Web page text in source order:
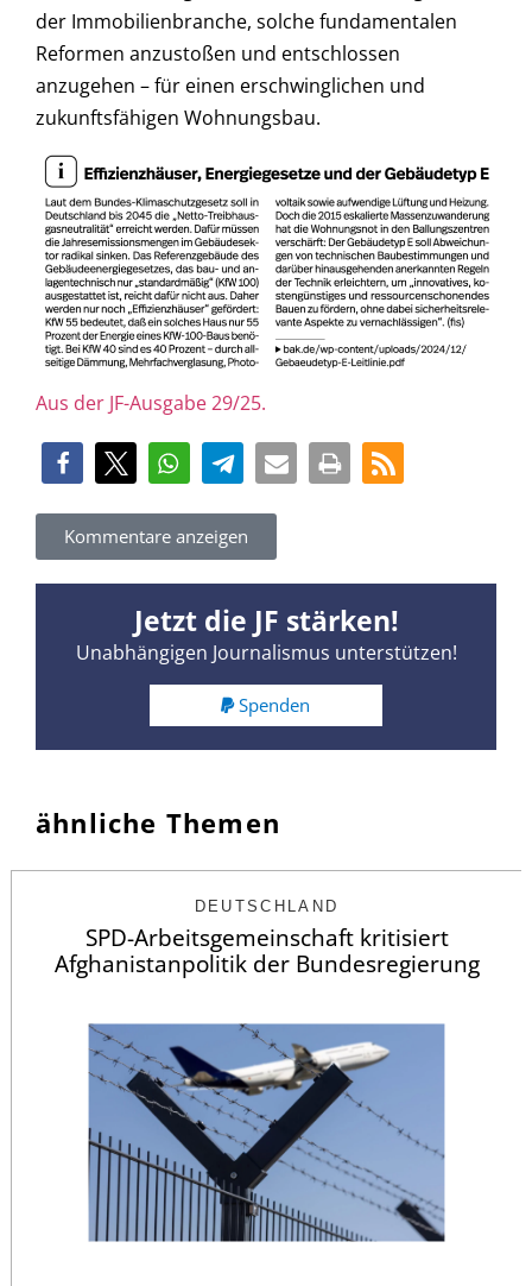
der Immobilienbranche, solche fundamentalen
Reformen anzustoßen und entschlossen
anzugehen – für einen erschwinglichen und
zukunftsfähigen Wohnungsbau.
Aus der JF-Ausgabe 29/25.
Kommentare anzeigen
Jetzt die JF stärken!
Unabhängigen Journalismus unterstützen!
Spenden
ähnliche Themen
DEUTSCHLAND
SPD-Arbeitsgemeinschaft kritisiert
Afghanistanpolitik der Bundesregierung